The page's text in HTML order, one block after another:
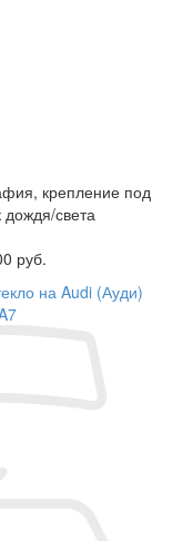
крепление под
дождя/света
руб.
на Audi (Ауди)